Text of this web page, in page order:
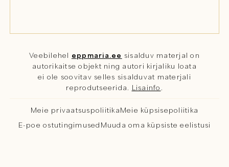
Veebilehel eppmaria.ee sisalduv materjal on
autorikaitse objekt ning autori kirjaliku loata
ei ole soovitav selles sisalduvat materjali
reprodutseerida. Lisainfo
Meie privaatsuspoliitikaMeie küpsisepoliitika
E-poe ostutingimused Muuda oma küpsiste eelistusi